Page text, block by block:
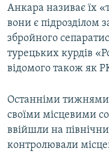
Анкара називає їх
вони є підрозділом
збройного
турецьких курдів
відомого також як
Останніми тижнями
своїми місцевими
ввійшли на
контролювали